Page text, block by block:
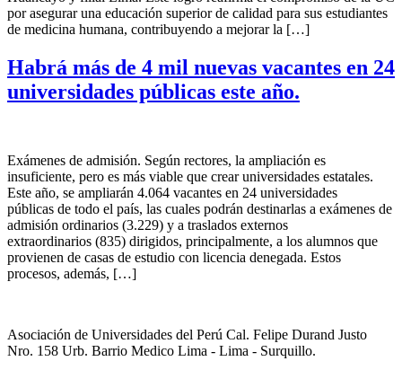
por asegurar una educación superior de calidad para sus estudiantes
de medicina humana, contribuyendo a mejorar la […]
Habrá más de 4 mil nuevas vacantes en 24
universidades públicas este año.
Exámenes de admisión. Según rectores, la ampliación es
insuficiente, pero es más viable que crear universidades estatales.
Este año, se ampliarán 4.064 vacantes en 24 universidades
públicas de todo el país, las cuales podrán destinarlas a exámenes de
admisión ordinarios (3.229) y a traslados externos
extraordinarios (835) dirigidos, principalmente, a los alumnos que
provienen de casas de estudio con licencia denegada. Estos
procesos, además, […]
Asociación de Universidades del Perú Cal. Felipe Durand Justo
Nro. 158 Urb. Barrio Medico Lima - Lima - Surquillo.